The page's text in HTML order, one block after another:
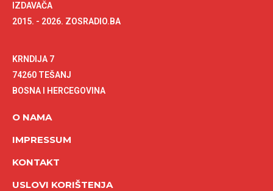
IZDAVAČA
2015. - 2026. ZOSRADIO.BA
KRNDIJA 7
74260 TEŠANJ
BOSNA I HERCEGOVINA
O NAMA
IMPRESSUM
KONTAKT
USLOVI KORIŠTENJA